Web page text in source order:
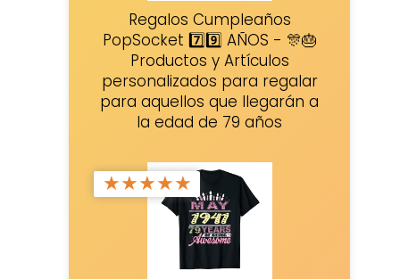
Regalos Cumpleaños
PopSocket 7️⃣9️⃣ AÑOS - 🎊🎂
Productos y Artículos
personalizados para regalar
para aquellos que llegarán a
la edad de 79 años
★★★★★